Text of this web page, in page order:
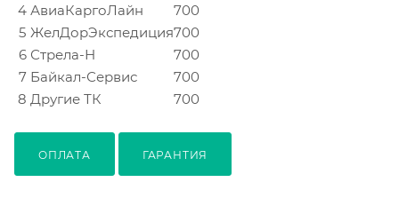
4 АвиаКаргоЛайн
700
5 ЖелДорЭкспедиция700
6 Стрела-Н
700
7 Байкал-Сервис
700
8 Другие ТК 700
ОПЛАТА ГАРАНТИЯ